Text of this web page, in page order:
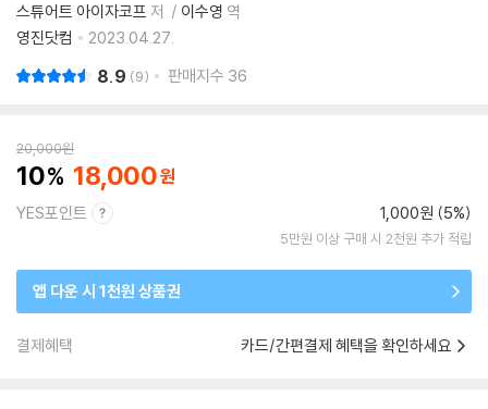
스튜어트 아이자코프 저 이수영 역
영진닷컴
2023.04.27.
8.9 9 판매지수 36
20,000원
10 18,000
YES포인트 1,000원 (5%)
5만원 이상 구매 시 2천원 추가 적립
앱 다운 시 1천원 상품권
결제혜택 카드/간편결제 혜택을 확인하세요